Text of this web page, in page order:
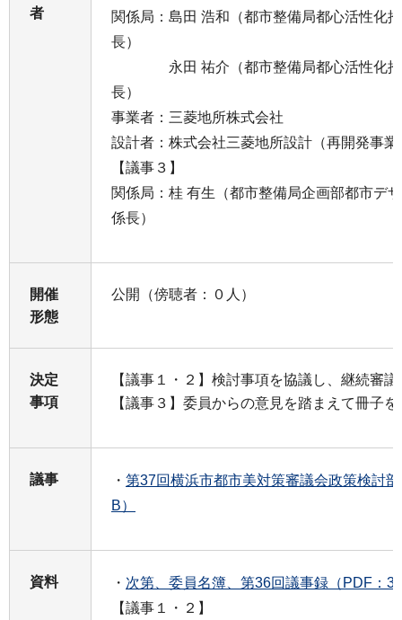
者
関係局：島田 浩和（都市整備局都心活性化
長）
永田 祐介（都市整備局都心活性化推
長）
事業者：三菱地所株式会社
設計者：株式会社三菱地所設計（再開発事業
【議事３】
関係局：桂 有生（都市整備局企画部都市デ
係長）
開催
形態
公開（傍聴者：０人）
決定
事項
【議事１・２】検討事項を協議し、継続審
【議事３】委員からの意見を踏まえて冊子
議事 ・ 第37回横浜市都市美対策審議会政策検討
B）
資料 ・ 次第、委員名簿、第36回議事録（PDF：
【議事１・２】